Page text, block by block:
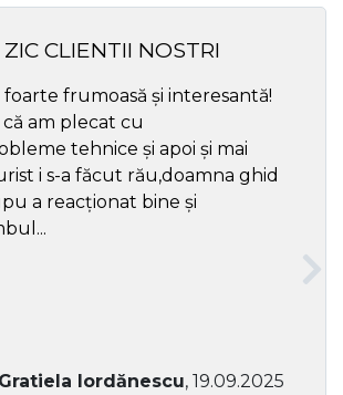
ZIC CLIENTII NOSTRI
frumoasă și interesantă!
că am plecat cu
tehnice și apoi și mai
i s-a făcut rău,doamna ghid
a reacționat bine și
Iordănescu, 19.09.2025